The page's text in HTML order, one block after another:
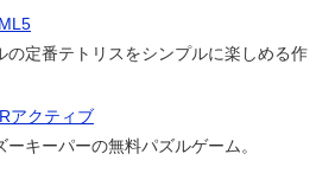
の定番テトリスをシンプルに楽しめる作
アクティブ
ーキーパーの無料パズルゲーム。